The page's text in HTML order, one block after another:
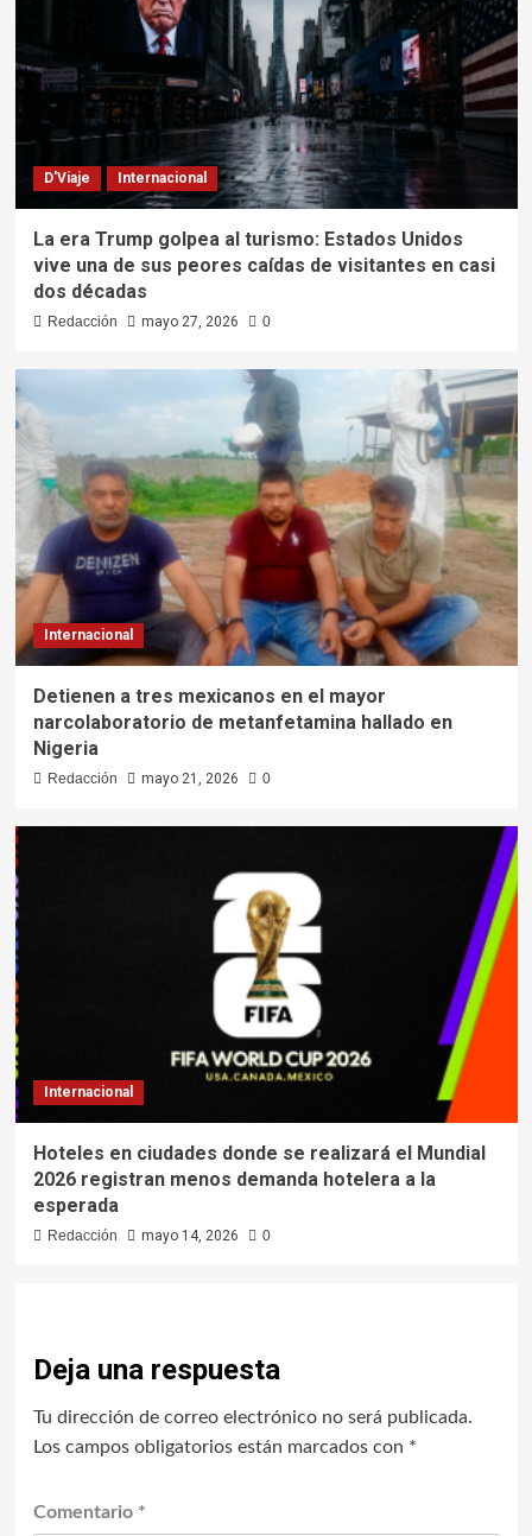
D'Viaje Internacional
La era Trump golpea al turismo: Estados Unidos
vive una de sus peores caídas de visitantes en casi
dos décadas
Redacción mayo 27, 2026 0
Internacional
Detienen a tres mexicanos en el mayor
narcolaboratorio de metanfetamina hallado en
Nigeria
Redacción mayo 21, 2026 0
Internacional
Hoteles en ciudades donde se realizará el Mundial
2026 registran menos demanda hotelera a la
esperada
Redacción mayo 14, 2026 0
Deja una respuesta
Tu dirección de correo electrónico no será publicada.
Los campos obligatorios están marcados con *
Comentario *